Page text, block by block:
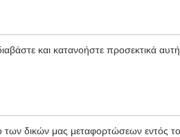
και κατανοήστε προσεκτικά
των δικών μας μεταφορτώσεων εντός